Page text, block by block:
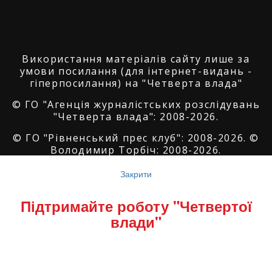
Використання матеріалів сайту лише за
умови посилання (для інтернет-видань -
гіперпосилання) на "Четверта влада"
© ГО "Агенція журналістських розслідувань
"Четверта влада": 2008-2026.
© ГО "Рівненський прес клуб": 2008-2026. ©
Володимир Торбіч: 2008-2026.
SoftGroup
Reserved
Закрити
Підтримайте роботу "Четвертої
влади"